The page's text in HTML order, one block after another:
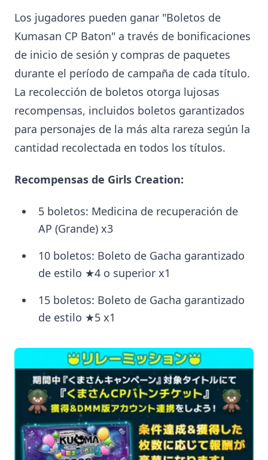
Los jugadores pueden ganar "Boletos de
Kumasan CP Baton" a través de bonificaciones
de inicio de sesión y compras de paquetes
durante el período de campaña de cada título.
La recolección de boletos otorga lujosas
recompensas, incluidos boletos garantizados
para personajes de la más alta rareza según la
cantidad recolectada en todos los títulos.
Recompensas de Girls Creation:
5 boletos: Medicina de recuperación de
AP (Grande) x3
10 boletos: Boleto de Gacha garantizado
de estilo ★4 o superior x1
15 boletos: Boleto de Gacha garantizado
de estilo ★5 x1